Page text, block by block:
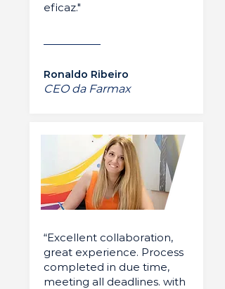
eficaz."
Ronaldo Ribeiro
CEO da Farmax
“Excellent collaboration,
great experience. Process
completed in due time,
meeting all deadlines. with